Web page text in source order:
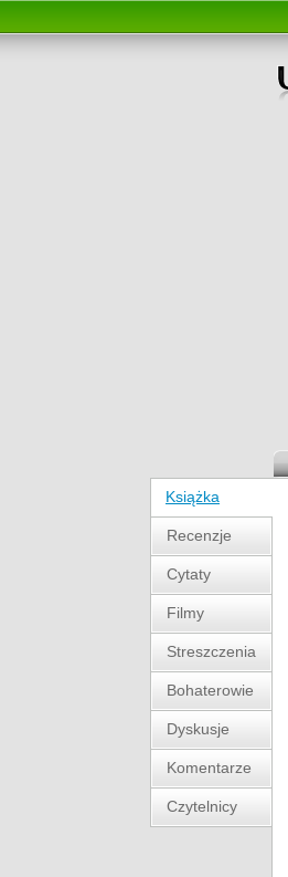
Książka
Recenzje
Cytaty
Filmy
Streszczenia
Bohaterowie
Dyskusje
Komentarze
Czytelnicy